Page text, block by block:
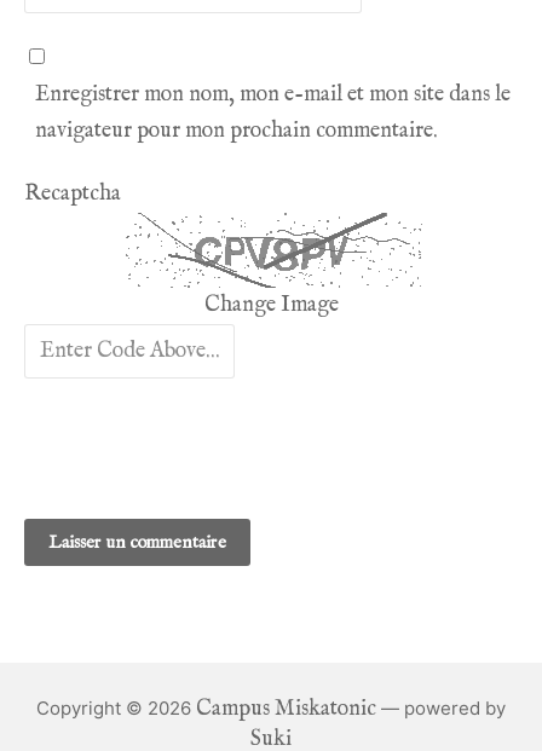
Enregistrer mon nom, mon e-mail et mon site dans le
navigateur pour mon prochain commentaire.
Recaptcha
Change Image
Copyright © 2026 Campus Miskatonic — powered by
Suki